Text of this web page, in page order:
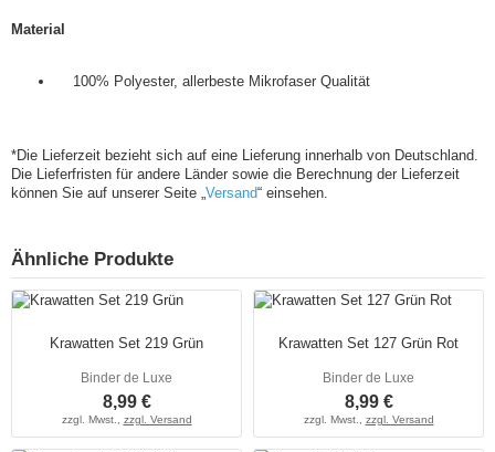
Material
100% Polyester, allerbeste Mikrofaser Qualität
*Die Lieferzeit bezieht sich auf eine Lieferung innerhalb von Deutschland.
Die Lieferfristen für andere Länder sowie die Berechnung der Lieferzeit
können Sie auf unserer Seite „Versand“ einsehen.
Ähnliche Produkte
Krawatten Set 219 Grün
Binder de Luxe
8,99 €
zzgl. Mwst., zzgl. Versand
Krawatten Set 127 Grün Rot
Binder de Luxe
8,99 €
zzgl. Mwst., zzgl. Versand